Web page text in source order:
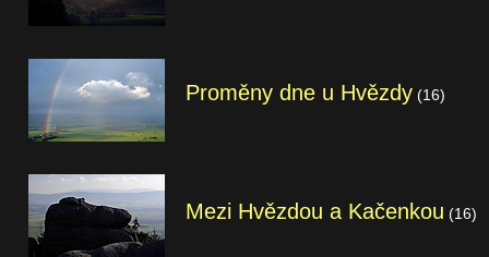
Proměny dne u Hvězdy (16)
Mezi Hvězdou a Kačenkou (16)